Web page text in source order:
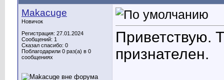
Makacuge
Новичок
Регистрация: 27.01.2024
Сообщений: 1
Сказал спасибо: 0
Поблагодарили 0 раз(а) в 0
сообщениях
Приветствую.
признателен.